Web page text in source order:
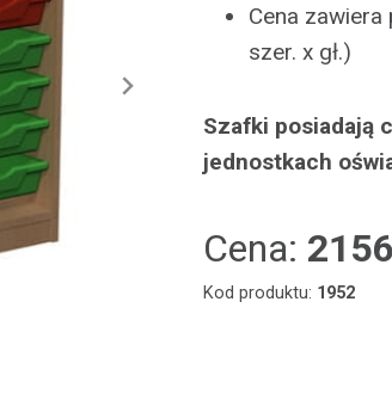
Cena
szer. x gł.)
Szafki posiadają
jednostkach
Cena:
Kod produktu: 1952